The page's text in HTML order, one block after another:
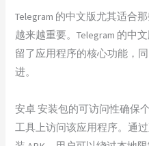
Telegram 的中文版尤其适合
越来越重要。Telegram 的中
留了应用程序的核心功能，
进。
安卓 安装包的可访问性确保
工具上访问该应用程序。通